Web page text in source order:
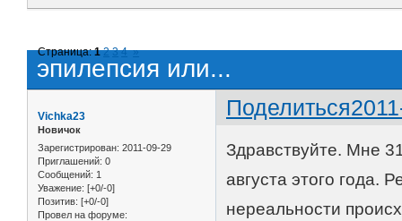
эпилепсия или...
Страница:1 2 3 4 »
Поделиться
Vichka23
Новичок
Зарегистрирован: 2011-09-29
Приглашений: 0
Сообщений: 1
Уважение: [+0/-0]
Позитив: [+0/-0]
Провел на форуме:
Здравствуйте. Мне
августа этого года.
нереальности